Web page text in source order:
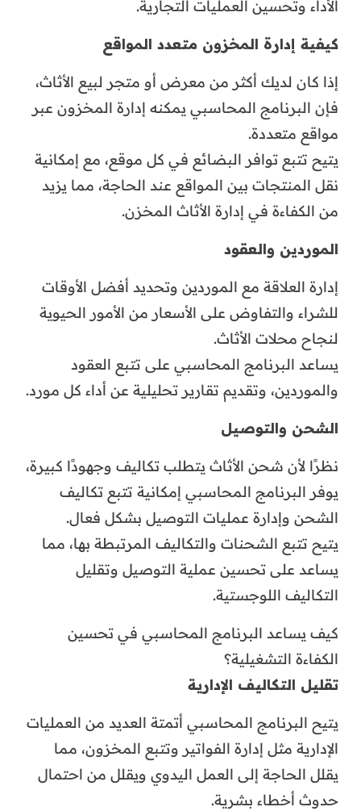
الأداء وتحسين العمليات التجارية.
كيفية إدارة المخزون متعدد المواقع
إذا كان لديك أكثر من معرض أو متجر لبيع الأثاث،
فإن البرنامج المحاسبي يمكنه إدارة المخزون عبر
مواقع متعددة.
يتيح تتبع توافر البضائع في كل موقع، مع إمكانية
نقل المنتجات بين المواقع عند الحاجة، مما يزيد
من الكفاءة في إدارة الأثاث المخزن.
الموردين والعقود
إدارة العلاقة مع الموردين وتحديد أفضل الأوقات
للشراء والتفاوض على الأسعار من الأمور الحيوية
لنجاح محلات الأثاث.
يساعد البرنامج المحاسبي على تتبع العقود
والموردين، وتقديم تقارير تحليلية عن أداء كل مورد.
الشحن والتوصيل
نظرًا لأن شحن الأثاث يتطلب تكاليف وجهودًا كبيرة،
يوفر البرنامج المحاسبي إمكانية تتبع تكاليف
الشحن وإدارة عمليات التوصيل بشكل فعال.
يتيح تتبع الشحنات والتكاليف المرتبطة بها، مما
يساعد على تحسين عملية التوصيل وتقليل
التكاليف اللوجستية.
كيف يساعد البرنامج المحاسبي في تحسين
الكفاءة التشغيلية؟
تقليل التكاليف الإدارية
يتيح البرنامج المحاسبي أتمتة العديد من العمليات
الإدارية مثل إدارة الفواتير وتتبع المخزون، مما
يقلل الحاجة إلى العمل اليدوي ويقلل من احتمال
حدوث أخطاء بشرية.